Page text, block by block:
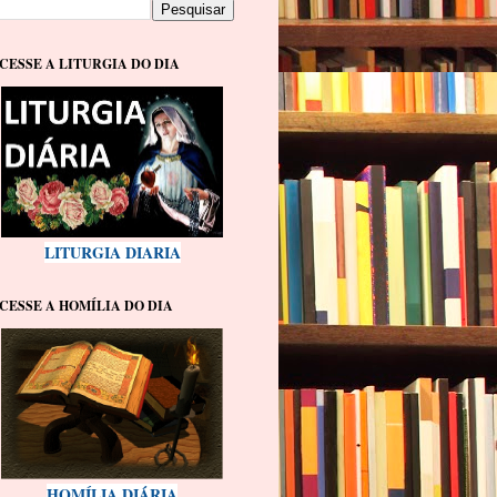
A LITURGIA DO DIA
LITURGIA DIARIA
A HOMÍLIA DO DIA